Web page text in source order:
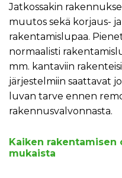
Jatkossakin
muutos sekä korjaus-
rakentamislupaa.
normaalisti
mm. kantaviin
järjestelmiin saattavat
luvan tarve ennen
rakennusvalvonnasta.
Kaiken rakentamisen
mukaista